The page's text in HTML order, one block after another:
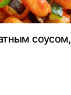
соусом,